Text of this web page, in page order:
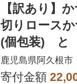
【訳あり】
切りロース
(個包装) と
つ計15枚(5
26-9
鹿児島県阿久根市
寄付金額